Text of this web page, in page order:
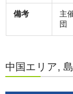
備考
主
団
中国エリア,